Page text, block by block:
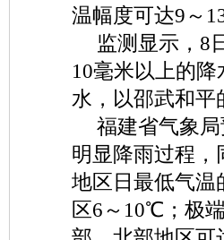
温幅度可达9～
监测显示，8
10毫米以上的
水，以邵武和平
福建省气象
明显降雨过程，
地区日最低气
区6～10℃；极